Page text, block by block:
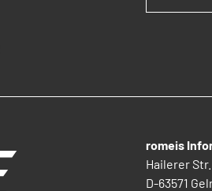
romeis
Hailerer Str.
D-63571